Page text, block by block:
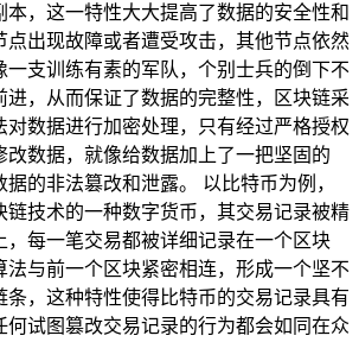
本，这一特性大大提高了数据的安全性和
点出现故障或者遭受攻击，其他节点依然
一支训练有素的军队，个别士兵的倒下不
进，从而保证了数据的完整性，区块链采
对数据进行加密处理，只有经过严格授权
改数据，就像给数据加上了一把坚固的
的非法篡改和泄露。 以比特币为例，
链技术的一种数字货币，其交易记录被精
，每一笔交易都被详细记录在一个区块
法与前一个区块紧密相连，形成一个坚不
条，这种特性使得比特币的交易记录具有
何试图篡改交易记录的行为都会如同在众